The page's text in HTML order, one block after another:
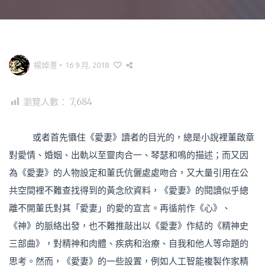
楊焯灃 • 16 9 月, 2018
瀏覽人數： 7,684
或者首先懾住《愛妻》讀者的目光的，總是小說裡董啟章
對愛情、婚姻、出軌以至靈肉合一、琴瑟和鳴的描述；而又因
為《愛妻》的人物設定和董氏伉儷處處吻合，又大量引用在公
共空間裡不難查找得到的黃念欣資料，《愛妻》的閱讀似乎總
離不開董氏對其「愛妻」的愛的宣言。再循前作《心》、
《神》的脈絡出發，也不難推敲出以《愛妻》作結的《精神史
三部曲》，對精神和肉體、疾病和治療、自我和他人等命題的
思考。然而，《愛妻》的一些設置，例如人工智能複製作家精